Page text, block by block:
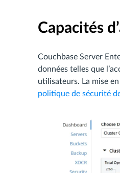
Capacités
Couchbase Server
données telles que
utilisateurs. La mise
politique de sécurité